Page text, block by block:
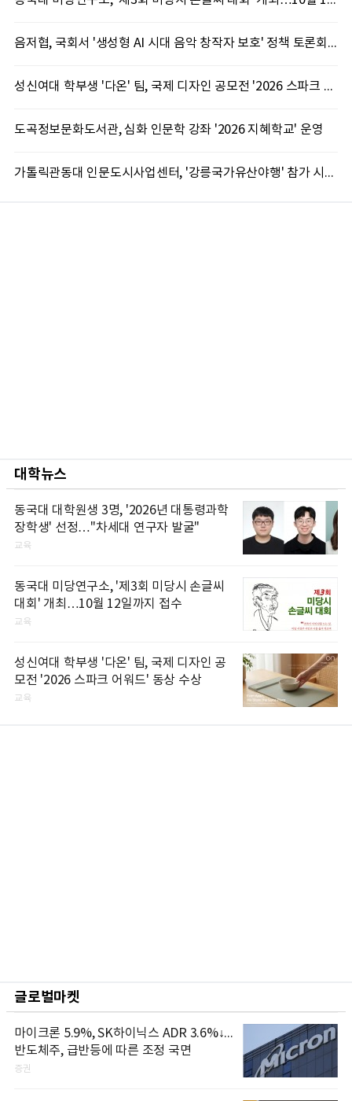
음저협, 국회서 '생성형 AI 시대 음악 창작자 보호' 정책 토론회 10일 개최
성신여대 학부생 '다온' 팀, 국제 디자인 공모전 '2026 스파크 어워드' 동상 수상
도곡정보문화도서관, 심화 인문학 강좌 '2026 지혜학교' 운영
가톨릭관동대 인문도시사업센터, '강릉국가유산야행' 참가 시민 15명 모집
대학뉴스
동국대 대학원생 3명, '2026년 대통령과학
장학생' 선정…"차세대 연구자 발굴"
교육
동국대 미당연구소, '제3회 미당시 손글씨
대회' 개최…10월 12일까지 접수
교육
성신여대 학부생 '다온' 팀, 국제 디자인 공
모전 '2026 스파크 어워드' 동상 수상
교육
글로벌마켓
마이크론 5.9%, SK하이닉스 ADR 3.6%↓...
반도체주, 급반등에 따른 조정 국면
증권